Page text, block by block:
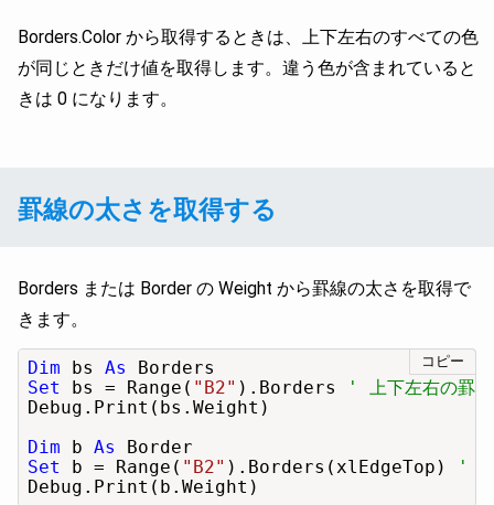
Borders.Color から取得するときは、上下左右のすべての色
が同じときだけ値を取得します。違う色が含まれていると
きは 0 になります。
罫線の太さを取得する
Borders または Border の Weight から罫線の太さを取得で
きます。
コピー
Dim bs As
Set
bs = Range( "B2" ).Borders
' 上下左右の罫線
Debug.Print(bs.Weight)
Dim b As
Set
b = Range( "B2" ).Borders(xlEdgeTop)
'
Debug.Print(b.Weight)